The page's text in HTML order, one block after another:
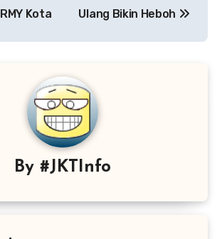
Kota
Ulang Bikin Heboh
By #JKTInfo